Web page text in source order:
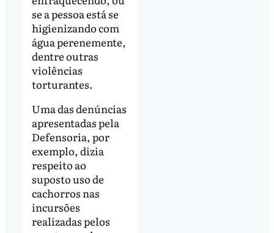
se a pessoa está se
higienizando com
água perenemente,
dentre outras
violências
torturantes.
Uma das denúncias
apresentadas pela
Defensoria, por
exemplo, dizia
respeito ao
suposto uso de
cachorros nas
incursões
realizadas pelos